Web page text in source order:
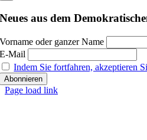
Neues aus dem
Vorname oder ganzer Name
E-Mail
Indem Sie fortfahren, akzeptieren
Page load link